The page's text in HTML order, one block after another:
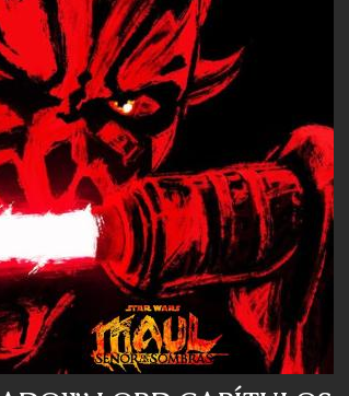
LORD CAPÍTULOS